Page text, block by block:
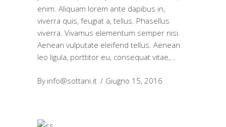
enim. Aliquam lorem ante dapibus in,
viverra quis, feugiat a, tellus. Phasellus
viverra. Vivamus elementum semper nisi.
Aenean vulputate eleifend tellus. Aenean
leo ligula, porttitor eu, consequat vitae,
By info@sottani.it Giugno 15, 2016